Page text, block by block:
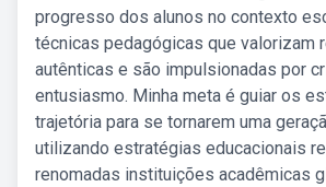
progresso dos alunos no contexto
técnicas pedagógicas que valorizam
autênticas e são impulsionadas por
entusiasmo. Minha meta é guiar os
trajetória para se tornarem uma
utilizando estratégias educacionais
renomadas instituições acadêmicas